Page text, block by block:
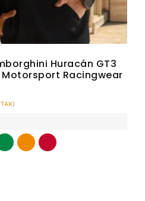
Huracán GT3
Motorsport Racingwear